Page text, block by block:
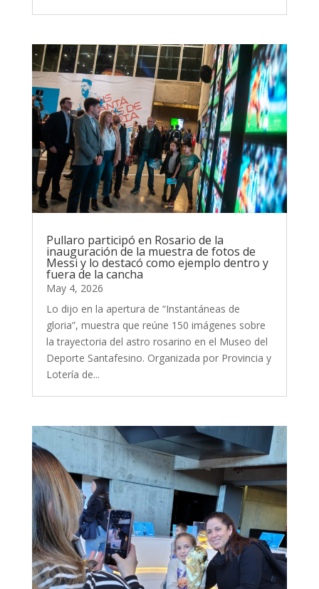
Pullaro participó en Rosario de la
inauguración de la muestra de fotos de
Messi y lo destacó como ejemplo dentro y
fuera de la cancha
May 4, 2026
Lo dijo en la apertura de “Instantáneas de
gloria”, muestra que reúne 150 imágenes sobre
la trayectoria del astro rosarino en el Museo del
Deporte Santafesino. Organizada por Provincia y
Lotería de...